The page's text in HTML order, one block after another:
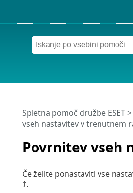
Povrnitev vseh
Spletna pomoč družbe ESET>
vseh nastavitev v trenutnem
Če želite ponastaviti vse
⤴.